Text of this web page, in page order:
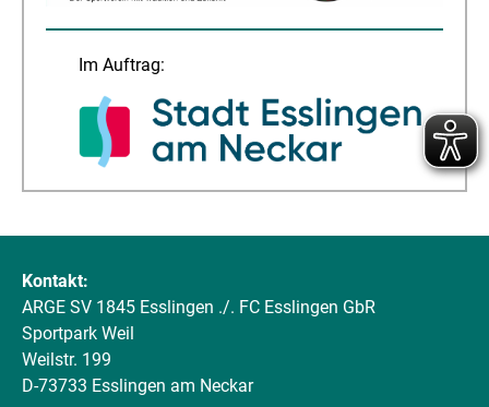
Im Auftrag:
Kontakt:
ARGE SV 1845 Esslingen ./. FC Esslingen GbR
Sportpark Weil
Weilstr. 199
D-73733 Esslingen am Neckar